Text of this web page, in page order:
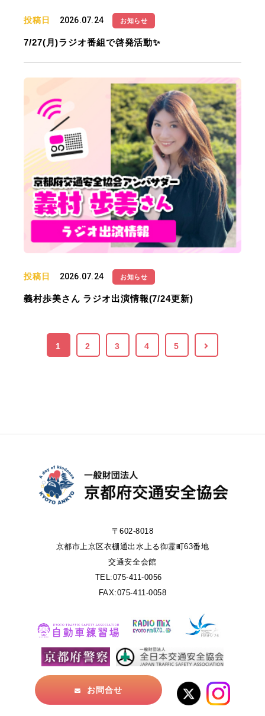
投稿日 2026.07.24 お知らせ
7/27(月)ラジオ番組で啓発活動✨
投稿日 2026.07.24 お知らせ
義村歩美さん ラジオ出演情報(7/24更新)
1 2 3 4 5
〒602-8018
京都市上京区衣棚通出水上る御霊町63番地
交通安全会館
TEL:075-411-0056
FAX:075-411-0058
お問合せ